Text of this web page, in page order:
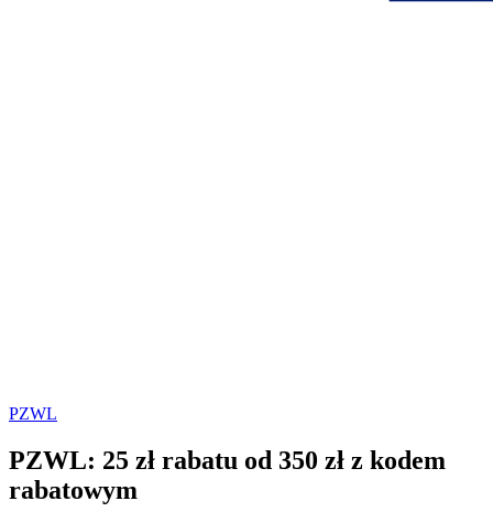
PZWL
PZWL: 25 zł rabatu od 350 zł z kodem
rabatowym